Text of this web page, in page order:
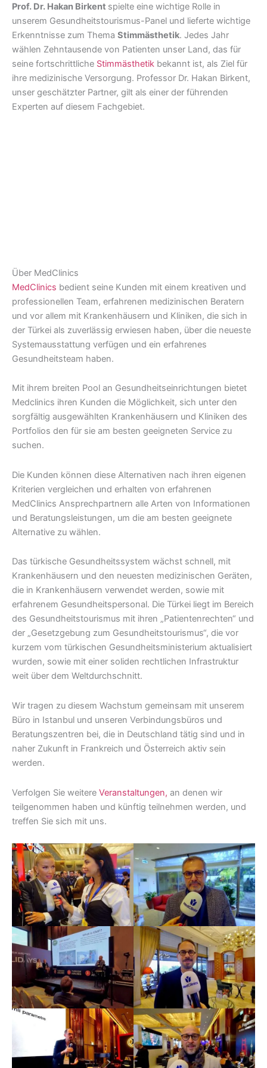
Prof. Dr. Hakan Birkent spielte eine wichtige Rolle in
unserem Gesundheitstourismus-Panel und lieferte wichtige
Erkenntnisse zum Thema Stimmästhetik. Jedes Jahr
wählen Zehntausende von Patienten unser Land, das für
seine fortschrittliche Stimmästhetik bekannt ist, als Ziel für
ihre medizinische Versorgung. Professor Dr. Hakan Birkent,
unser geschätzter Partner, gilt als einer der führenden
Experten auf diesem Fachgebiet.
Über MedClinics
MedClinics bedient seine Kunden mit einem kreativen und
professionellen Team, erfahrenen medizinischen Beratern
und vor allem mit Krankenhäusern und Kliniken, die sich in
der Türkei als zuverlässig erwiesen haben, über die neueste
Systemausstattung verfügen und ein erfahrenes
Gesundheitsteam haben.
Mit ihrem breiten Pool an Gesundheitseinrichtungen bietet
Medclinics ihren Kunden die Möglichkeit, sich unter den
sorgfältig ausgewählten Krankenhäusern und Kliniken des
Portfolios den für sie am besten geeigneten Service zu
suchen.
Die Kunden können diese Alternativen nach ihren eigenen
Kriterien vergleichen und erhalten von erfahrenen
MedClinics Ansprechpartnern alle Arten von Informationen
und Beratungsleistungen, um die am besten geeignete
Alternative zu wählen.
Das türkische Gesundheitssystem wächst schnell, mit
Krankenhäusern und den neuesten medizinischen Geräten,
die in Krankenhäusern verwendet werden, sowie mit
erfahrenem Gesundheitspersonal. Die Türkei liegt im Bereich
des Gesundheitstourismus mit ihren „Patientenrechten“ und
der „Gesetzgebung zum Gesundheitstourismus“, die vor
kurzem vom türkischen Gesundheitsministerium aktualisiert
wurden, sowie mit einer soliden rechtlichen Infrastruktur
weit über dem Weltdurchschnitt.
Wir tragen zu diesem Wachstum gemeinsam mit unserem
Büro in Istanbul und unseren Verbindungsbüros und
Beratungszentren bei, die in Deutschland tätig sind und in
naher Zukunft in Frankreich und Österreich aktiv sein
werden.
Verfolgen Sie weitere Veranstaltungen, an denen wir
teilgenommen haben und künftig teilnehmen werden, und
treffen Sie sich mit uns.